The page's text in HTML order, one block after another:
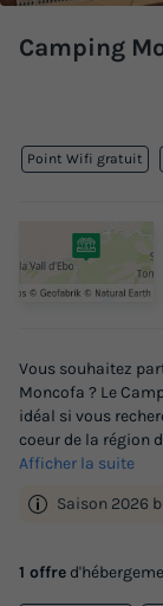
Camping
Point Wifi gratuit
Vous souhaitez
Moncofa ? Le
idéal si vous
coeur de la région
Afficher la suite
Saison 2026
1 offre